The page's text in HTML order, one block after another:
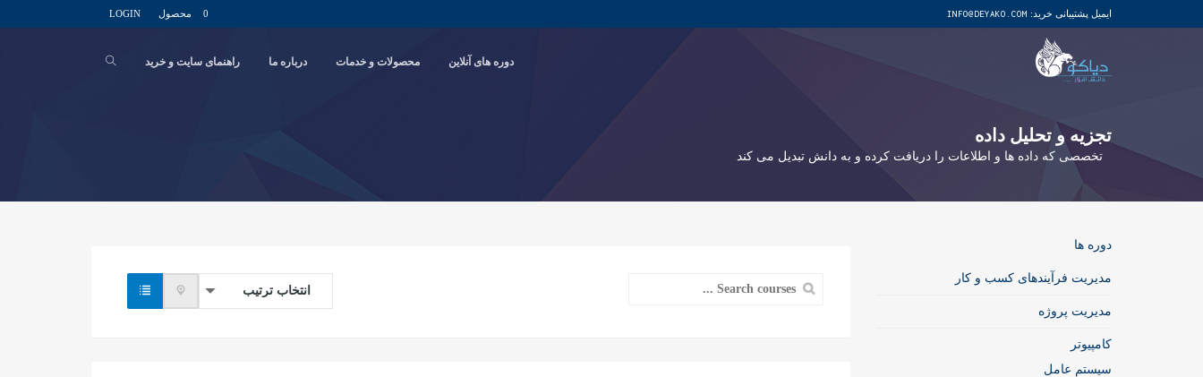
ایمیل پشتیبانی خرید: INFO@DEYAKO.COM
LOGIN 0 محصول
دوره های آنلاین محصولات و خدمات درباره ما راهنمای سایت و خرید
تجزیه و تحلیل داده
تخصصی که داده ها و اطلاعات را دریافت کرده و به دانش تبدیل می کند
دوره ها
مدیریت فرآیندهای کسب و کار
مدیریت پروژه
کامپیوتر
سیستم عامل